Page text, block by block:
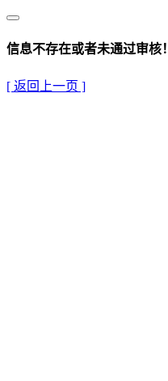
信息不存在或者未通过审核！
[ 返回上一页 ]